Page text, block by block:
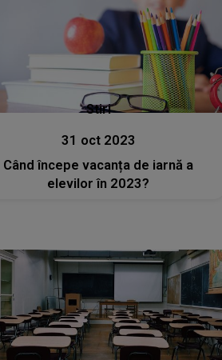
Stiri
31 oct 2023
Când începe vacanța de iarnă a
elevilor în 2023?